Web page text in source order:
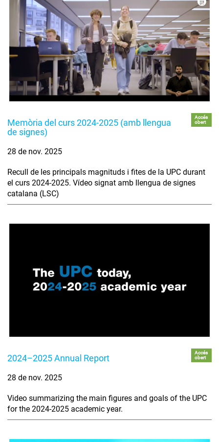
Memòria del curs 2024-2025 (amb llengua
de signes)
Accés
obert
28 de nov. 2025
Recull de les principals magnituds i fites de la UPC durant
el curs 2024-2025. Vídeo signat amb llengua de signes
catalana (LSC)
2024–2025 Annual Report
Accés
obert
28 de nov. 2025
Video summarizing the main figures and goals of the UPC
for the 2024-2025 academic year.